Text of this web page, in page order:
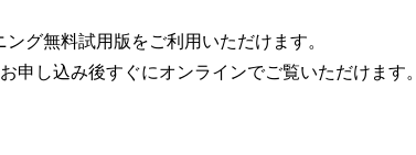
グ無料試用版をご利用いただけます。
申し込み後すぐにオンラインでご覧いただけます。